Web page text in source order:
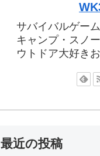
サバイバルゲー
キャンプ・スノ
ウトドア大好き
最近の投稿